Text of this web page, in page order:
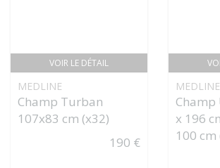
VOIR LE DÉTAIL
MEDLINE
Champ Turban
107x83 cm (x32)
190 €
MEDLINE
Champ
x 196
100 cm